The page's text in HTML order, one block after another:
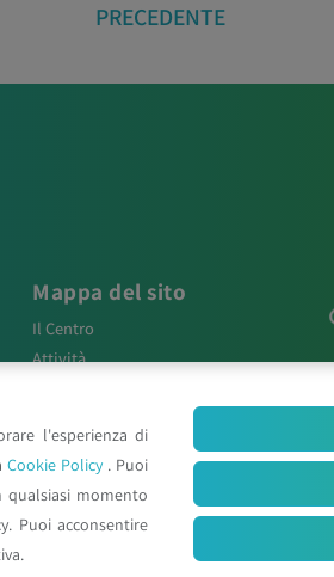
PRECEDENTE
Mappa del sito
Il Centro
Attività
Posters e Relazioni
Contatti
l'esperienza di
Cookie Policy . Puoi
qualsiasi momento
Puoi acconsentire